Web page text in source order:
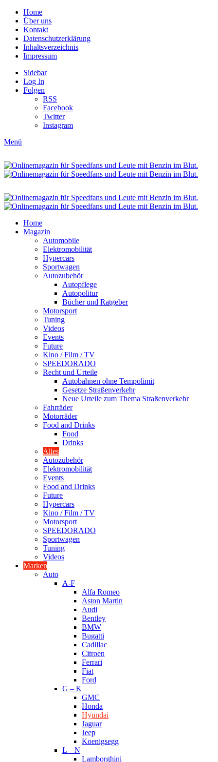
Home
Über uns
Kontakt
Datenschutzerklärung
Inhaltsverzeichnis
Impressum
Sidebar
Log In
Folgen
RSS
Facebook
Twitter
Instagram
Menü
Home
Magazin
Automobile
Elektromobilität
Hypercars
Sportwagen
Autozubehör
Autopflege
Autopolitur
Bücher und Ratgeber
Motorsport
Tuning
Videos
Events
Future
Kino / Film / TV
SPEEDORADO
Recht und Urteile
Autobahnen ohne Tempolimit
Gesetze Straßenverkehr
Neue Urteile zum Thema Straßenverkehr
Fahrräder
Motorräder
Food and Drinks
Food
Drinks
Alles
Autozubehör
Elektromobilität
Events
Food and Drinks
Future
Hypercars
Kino / Film / TV
Motorsport
SPEEDORADO
Sportwagen
Tuning
Videos
Marken
Auto
A-F
Alfa Romeo
Aston Martin
Audi
Bentley
BMW
Bugatti
Cadillac
Citroen
Ferrari
Fiat
Ford
G – K
GMC
Honda
Hyundai
Jaguar
Jeep
Koenigsegg
L – N
Lamborghini